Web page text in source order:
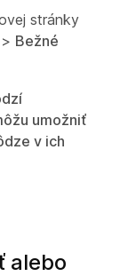
stránky
> Bežné
umožniť
v ich
alebo